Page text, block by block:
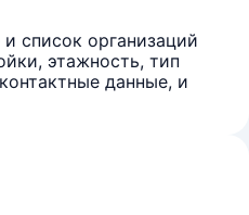
список организаций
этажность, тип
данные, и